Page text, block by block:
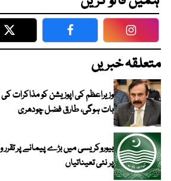
Twitter Facebook
متعلقہ خبریں
وزیراعظم کی اپوزیشن کو مذاکرات
بات ہوگی، طارق فضل چودھری
بیوروکریسی میں بڑے پیمانے پر
پر نئی تعیناتیاں